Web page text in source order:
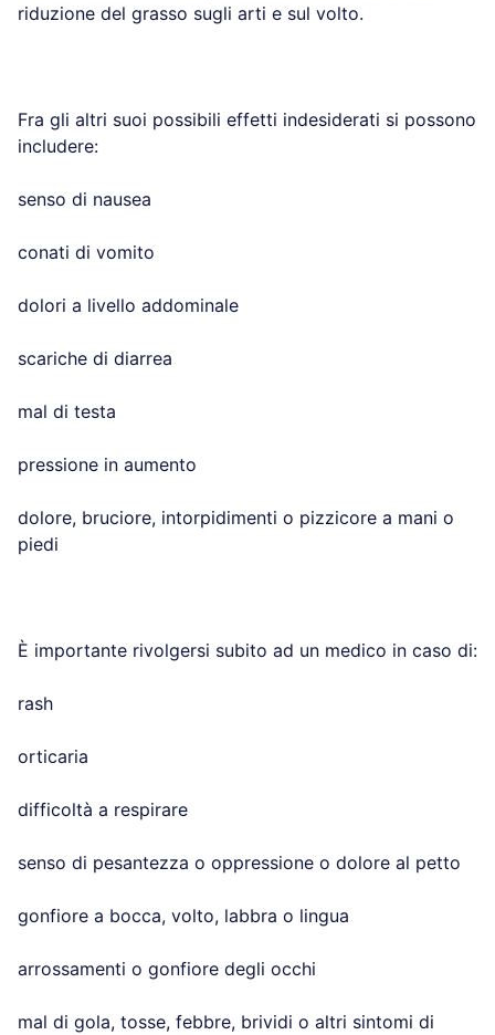
riduzione del grasso sugli arti e sul volto.
Fra gli altri suoi possibili effetti indesiderati si possono
includere:
senso di nausea
conati di vomito
dolori a livello addominale
scariche di diarrea
mal di testa
pressione in aumento
dolore, bruciore, intorpidimenti o pizzicore a mani o
piedi
È importante rivolgersi subito ad un medico in caso di:
rash
orticaria
difficoltà a respirare
senso di pesantezza o oppressione o dolore al petto
gonfiore a bocca, volto, labbra o lingua
arrossamenti o gonfiore degli occhi
mal di gola, tosse, febbre, brividi o altri sintomi di